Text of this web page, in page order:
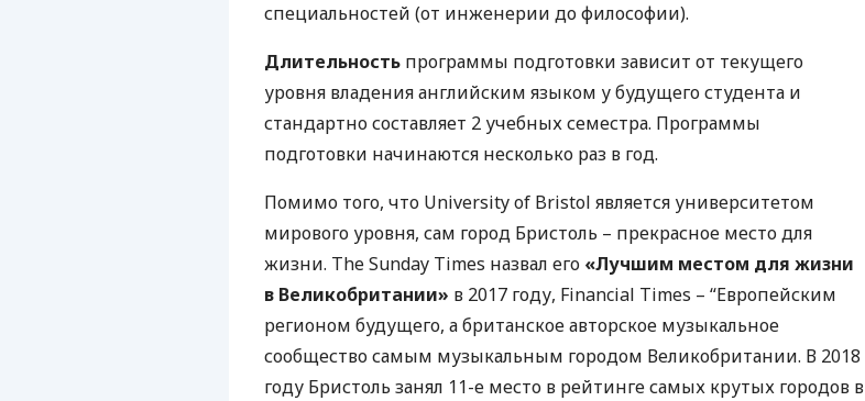
специальностей (от инженерии до философии).
Длительность программы подготовки зависит от текущего
уровня владения английским языком у будущего студента и
стандартно составляет 2 учебных семестра. Программы
подготовки начинаются несколько раз в год.
Помимо того, что University of Bristol является университетом
мирового уровня, сам город Бристоль – прекрасное место для
жизни. The Sunday Times назвал его «Лучшим местом для жизни
в Великобритании» в 2017 году, Financial Times – “Европейским
регионом будущего, а британское авторское музыкальное
сообщество самым музыкальным городом Великобритании. В 2018
году Бристоль занял 11-е место в рейтинге самых крутых городов в